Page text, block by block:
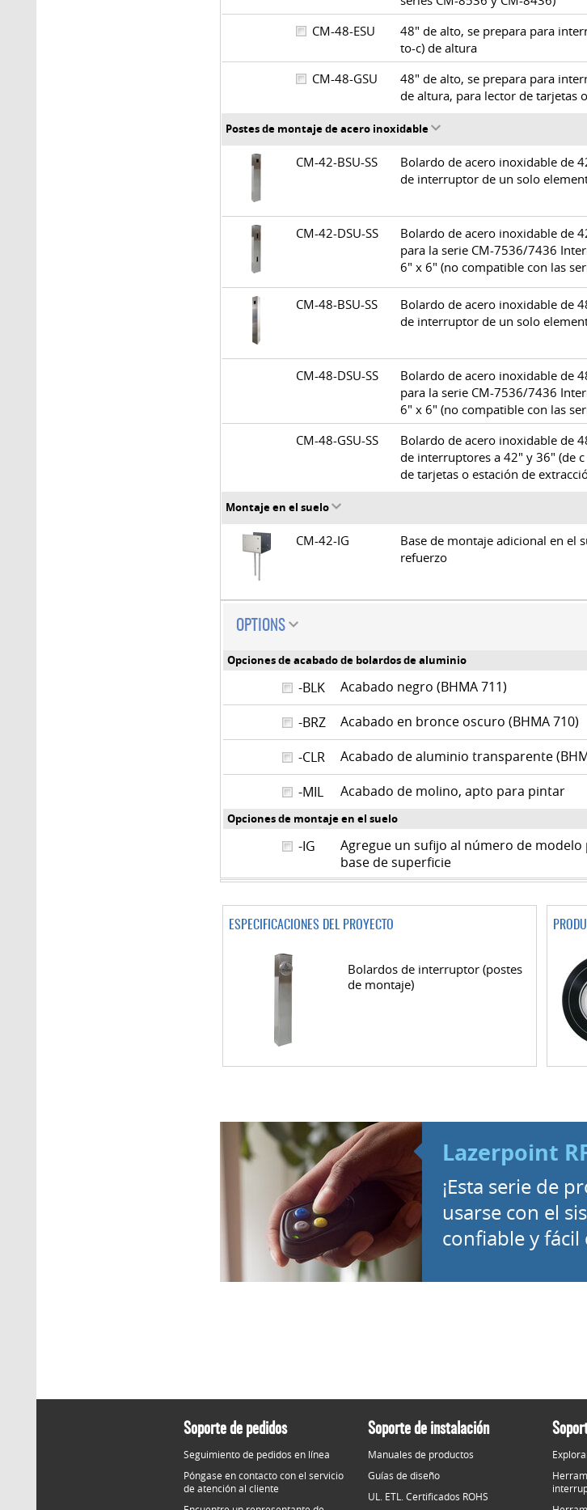
CM-48-ESU
48" de alto, se prepara para
to-c) de altura
CM-48-GSU
48" de alto, se prepara para
de altura, para lector de tarjetas
Postes de montaje de acero inoxidable
CM-42-BSU-SS
Bolardo de acero inoxidable de
de interruptor de un solo
CM-42-DSU-SS
Bolardo de acero inoxidable de
para la serie CM-7536/7436
6" x 6" (no compatible con las
CM-48-BSU-SS
Bolardo de acero inoxidable de
de interruptor de un solo
CM-48-DSU-SS
Bolardo de acero inoxidable de
para la serie CM-7536/7436
6" x 6" (no compatible con las
CM-48-GSU-SS
Bolardo de acero inoxidable de
de interruptores a 42" y 36" (de
de tarjetas o estación de
Montaje en el suelo
CM-42-IG
Base de montaje adicional en el
refuerzo
OPTIONS
Opciones de acabado de bolardos de aluminio
-BLK
Acabado negro (BHMA 711)
-BRZ
Acabado en bronce oscuro (BHMA 710)
-CLR
Acabado de aluminio transparente
-MIL
Acabado de molino, apto para pintar
Opciones de montaje en el suelo
-IG
Agregue un sufijo al número de
base de superficie
ESPECIFICACIONES DEL PROYECTO
Bolardos de interruptor (postes
de montaje)
Lazerpoint
¡Esta serie de
usarse con el
confiable y
Soporte de pedidos
Seguimiento de pedidos en línea
Póngase en contacto con el servicio
de atención al cliente
Soporte de instalación
Manuales de productos
Guías de diseño
UL. ETL. Certificados ROHS